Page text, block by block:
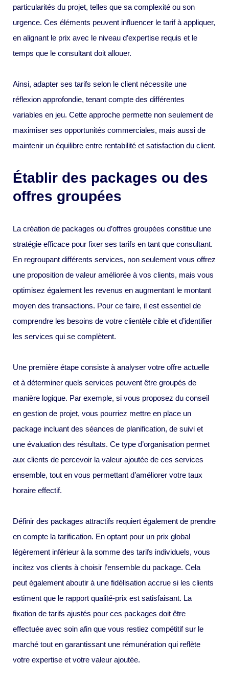
particularités du projet, telles que sa complexité ou son
urgence. Ces éléments peuvent influencer le tarif à appliquer,
en alignant le prix avec le niveau d’expertise requis et le
temps que le consultant doit allouer.
Ainsi, adapter ses tarifs selon le client nécessite une
réflexion approfondie, tenant compte des différentes
variables en jeu. Cette approche permette non seulement de
maximiser ses opportunités commerciales, mais aussi de
maintenir un équilibre entre rentabilité et satisfaction du client.
Établir des packages ou des
offres groupées
La création de packages ou d’offres groupées constitue une
stratégie efficace pour fixer ses tarifs en tant que consultant.
En regroupant différents services, non seulement vous offrez
une proposition de valeur améliorée à vos clients, mais vous
optimisez également les revenus en augmentant le montant
moyen des transactions. Pour ce faire, il est essentiel de
comprendre les besoins de votre clientèle cible et d’identifier
les services qui se complètent.
Une première étape consiste à analyser votre offre actuelle
et à déterminer quels services peuvent être groupés de
manière logique. Par exemple, si vous proposez du conseil
en gestion de projet, vous pourriez mettre en place un
package incluant des séances de planification, de suivi et
une évaluation des résultats. Ce type d’organisation permet
aux clients de percevoir la valeur ajoutée de ces services
ensemble, tout en vous permettant d’améliorer votre taux
horaire effectif.
Définir des packages attractifs requiert également de prendre
en compte la tarification. En optant pour un prix global
légèrement inférieur à la somme des tarifs individuels, vous
incitez vos clients à choisir l’ensemble du package. Cela
peut également aboutir à une fidélisation accrue si les clients
estiment que le rapport qualité-prix est satisfaisant. La
fixation de tarifs ajustés pour ces packages doit être
effectuée avec soin afin que vous restiez compétitif sur le
marché tout en garantissant une rémunération qui reflète
votre expertise et votre valeur ajoutée.